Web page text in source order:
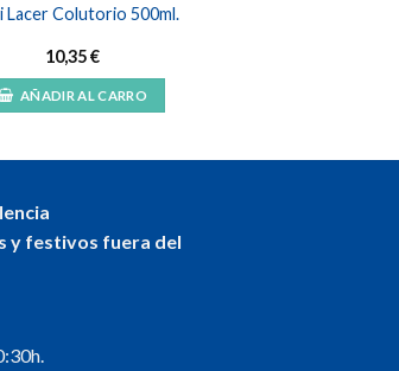
Lacer Colutorio 500ml.
10,35€
AÑADIR AL CARRO
y festivos fuera del